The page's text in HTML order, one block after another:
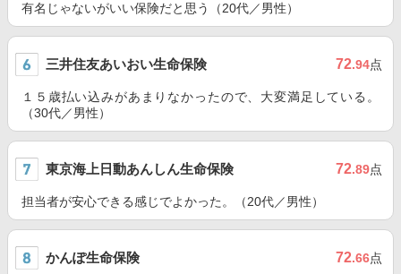
有名じゃないがいい保険だと思う（20代／男性）
三井住友あいおい生命保険 72.94点
１５歳払い込みがあまりなかったので、大変満足している。
（30代／男性）
東京海上日動あんしん生命保険 72.89点
担当者が安心できる感じでよかった。（20代／男性）
かんぽ生命保険 72.66点